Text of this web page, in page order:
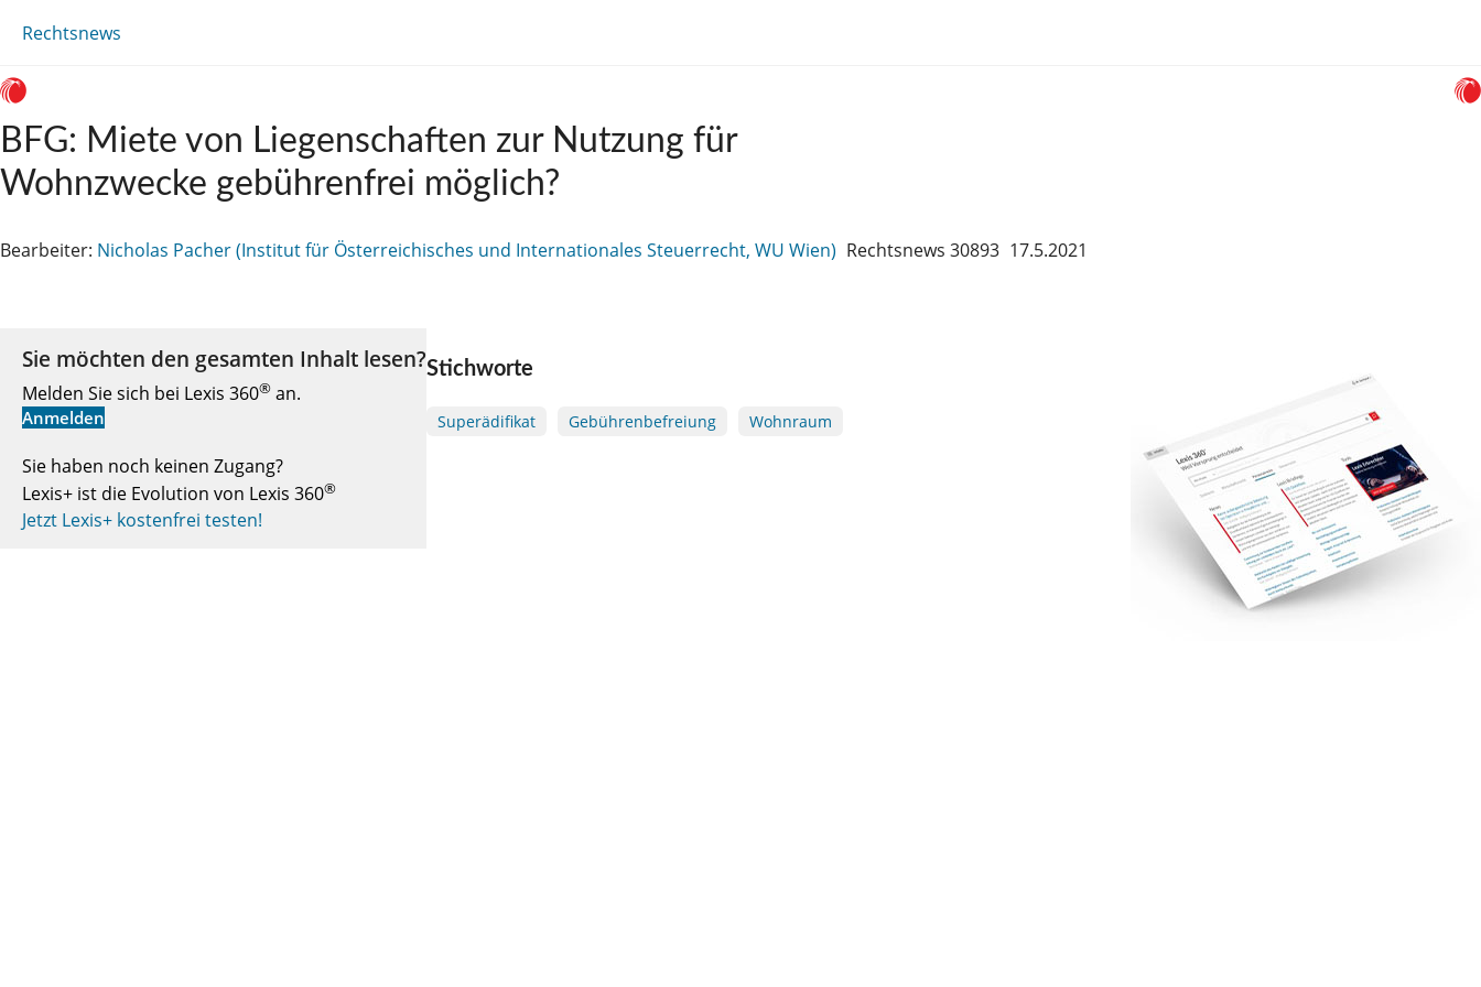
Rechtsnews
BFG: Miete von Liegenschaften zur Nutzung für
Wohnzwecke gebührenfrei möglich?
Bearbeiter: Nicholas Pacher (Institut für Österreichisches und Internationales Steuerrecht, WU Wien) Rechtsnews 30893 17.5.2021
Sie möchten den gesamten Inhalt lesen?
Melden Sie sich bei Lexis 360® an.
Anmelden
Sie haben noch keinen Zugang?
Lexis+ ist die Evolution von Lexis 360®
Jetzt Lexis+ kostenfrei testen!
Stichworte
Superädifikat Gebührenbefreiung Wohnraum